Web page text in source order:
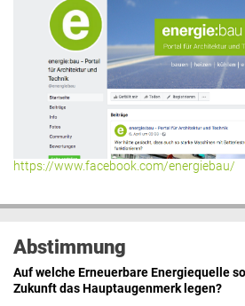
https://www.facebook.com/energiebau/
Abstimmung
Auf welche Erneuerbare Energiequelle
Zukunft das Hauptaugenmerk legen?